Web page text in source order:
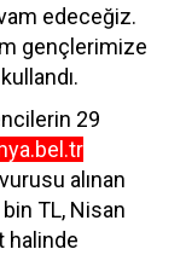
edeceğiz.
gençlerimize
29
alınan
TL, Nisan
halinde